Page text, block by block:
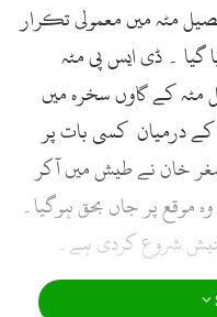
مٹہ میں معمولی تکرار
گیا ۔ ڈی ایس پی مٹہ
مٹہ کے گاوں سخرہ میں
کے درمیان کسی بات پر
خان نے طیش میں آکر
پر جاں بحق ہوگیا۔
شروع کردی ہے۔